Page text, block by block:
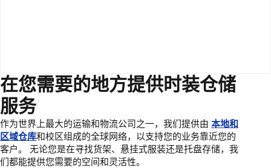
在您需要的地方提供时装仓储
服务
作为世界上最大的运输和物流公司之一，我们提供由 本地和
区域仓库和校区组成的全球网络，以支持您的业务靠近您的
客户。 无论您是在寻找货架、悬挂式服装还是托盘存储，我
们都能提供您需要的空间和灵活性。